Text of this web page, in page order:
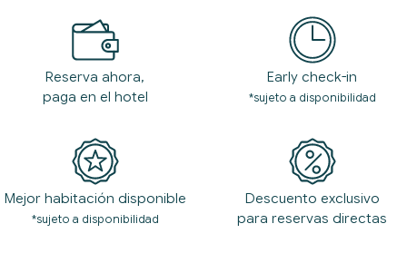
Reserva ahora,
paga en el hotel
Early check-in
*sujeto a disponibilidad
Mejor habitación disponible
*sujeto a disponibilidad
Descuento exclusivo
para reservas directas